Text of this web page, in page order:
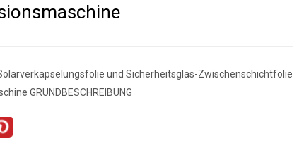
und Sicherheitsglas-Zwischenschichtfolie
GRUNDBESCHREIBUNG